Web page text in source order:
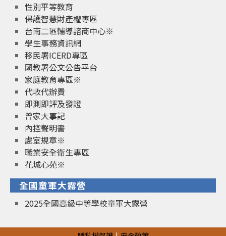
性別平等教育
保護智慧財產權專區
台南二區輔導諮商中心※
學生事務資訊網
移民署ICERD專區
國教署公文公告平台
家庭教育專區※
代收代辦費
即測即評及發證
曾家大事記
內控聲明書
處室規章※
職業安全衛生專區
花城心苑※
全國童軍大露營
2025全國高級中等學校童軍大露營